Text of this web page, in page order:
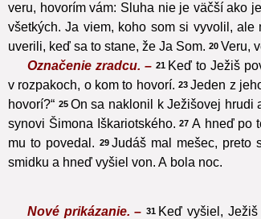
veru, hovorím vám: Sluha nie je väčší ako
všetkých. Ja viem, koho som si vyvolil,
uverili, keď sa to stane, že Ja Som. 20 Veru,
Označenie zradcu. –21 Keď to Ježiš
v rozpakoch, o kom to hovorí. 23 Jeden z
hovorí?“ 25 On sa naklonil k Ježišovej hrudi
synovi Šimona Iškariotského. 27 A hneď po
mu to povedal. 29 Judáš mal mešec, preto
smidku a hneď vyšiel von. A bola noc.
Nové prikázanie. –31 Keď vyšiel,